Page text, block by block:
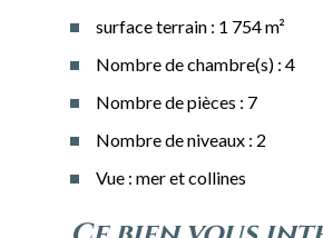
surface terrain : 1 754 m²
Nombre de chambre(s) : 4
Nombre de pièces : 7
Nombre de niveaux : 2
Vue : mer et collines
la ville de gassin